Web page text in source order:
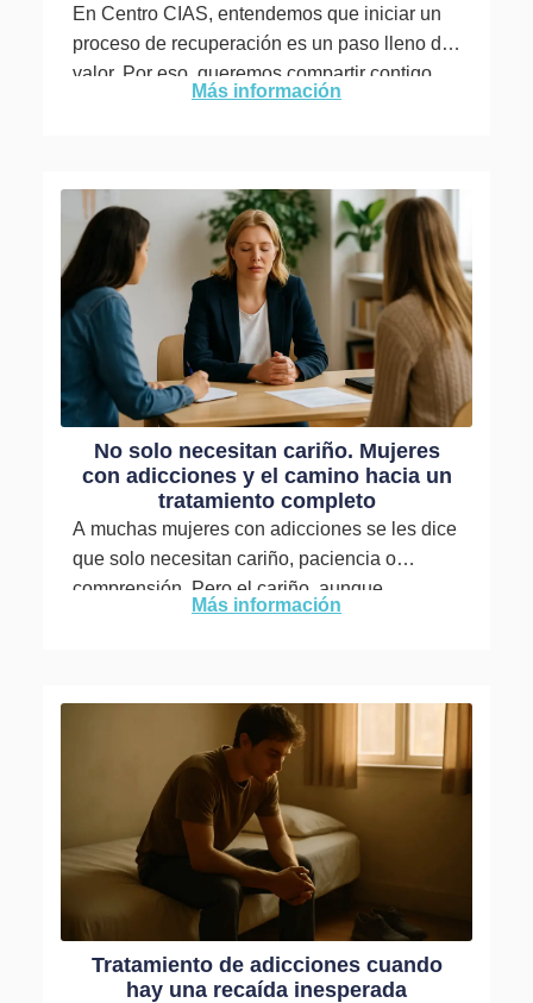
En Centro CIAS, entendemos que iniciar un
proceso de recuperación es un paso lleno de
valor. Por eso, queremos compartir contigo
cómo abordamos la deshabituación y
Más información
No solo necesitan cariño. Mujeres
con adicciones y el camino hacia un
tratamiento completo
A muchas mujeres con adicciones se les dice
que solo necesitan cariño, paciencia o
comprensión. Pero el cariño, aunque
necesario, no es suficiente para...
Más información
Tratamiento de adicciones cuando
hay una recaída inesperada